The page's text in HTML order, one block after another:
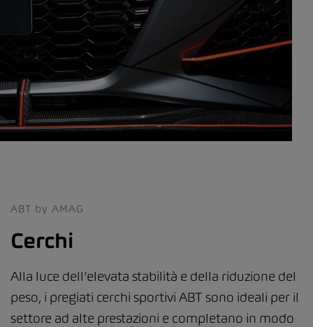
ABT by AMAG
Cerchi
Alla luce dell’elevata stabilità e della riduzione del
peso, i pregiati cerchi sportivi ABT sono ideali per il
settore ad alte prestazioni e completano in modo